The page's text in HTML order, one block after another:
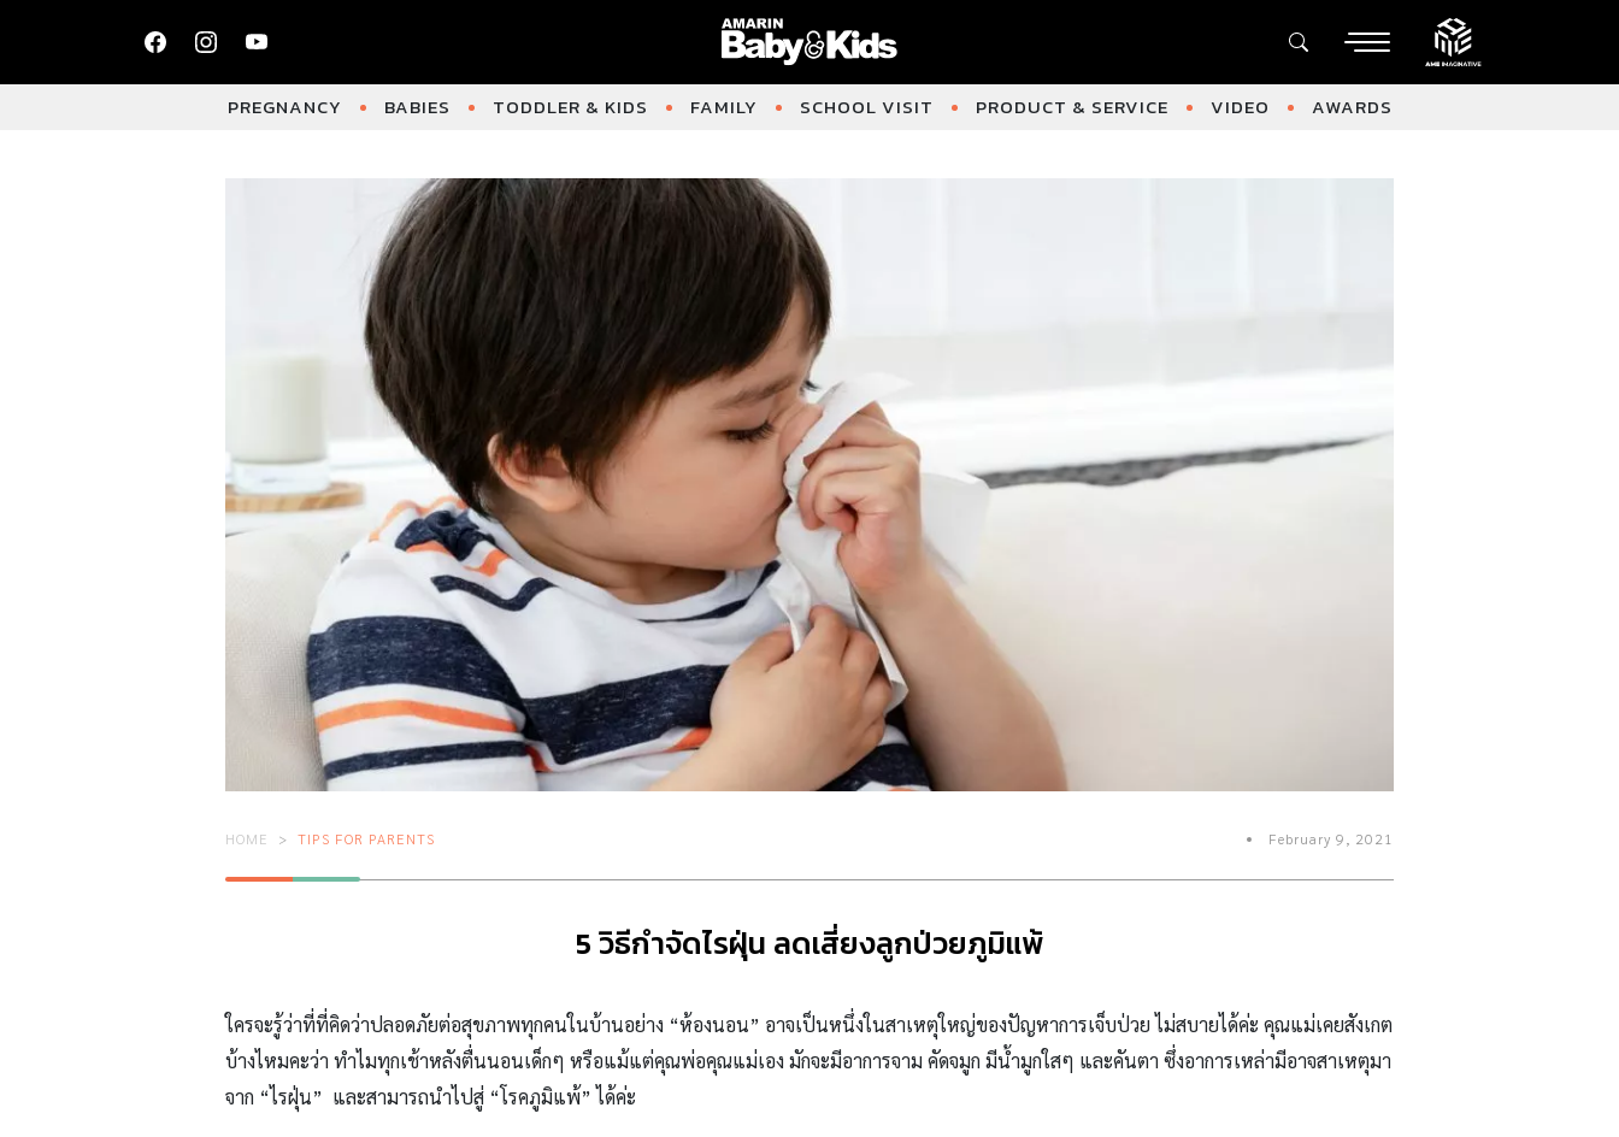
PREGNANCY BABIES TODDLER & KIDS FAMILY SCHOOL VISIT PRODUCT & SERVICE VIDEO AWARDS
HOME TIPS FOR PARENTS February 9, 2021
5 วิธีกำจัดไรฝุ่น ลดเสี่ยงลูกป่วยภูมิแพ้
ใครจะรู้ว่าที่ที่คิดว่าปลอดภัยต่อสุขภาพทุกคนในบ้านอย่าง “ห้องนอน” อาจเป็นหนึ่งในสาเหตุใหญ่ของปัญหาการเจ็บป่วย ไม่สบายได้ค่ะ คุณแม่เคยสังเกต
บ้างไหมคะว่า ทำไมทุกเช้าหลังตื่นนอนเด็กๆ หรือแม้แต่คุณพ่อคุณแม่เอง มักจะมีอาการจาม คัดจมูก มีน้ำมูกใสๆ และคันตา ซึ่งอาการเหล่ามีอาจสาเหตุมา
จาก “ไรฝุ่น” และสามารถนำไปสู่ “โรคภูมิแพ้” ได้ค่ะ